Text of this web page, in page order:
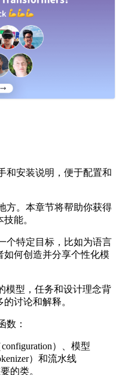
和安装说明，便于配置和
方。本章节将帮助你获得
能。
个特定目标，比如为语言
何创造并分享个性化模
模型，任务和设计理念背
讨论和解释。
数：
）、模型
）和流水线
的类。